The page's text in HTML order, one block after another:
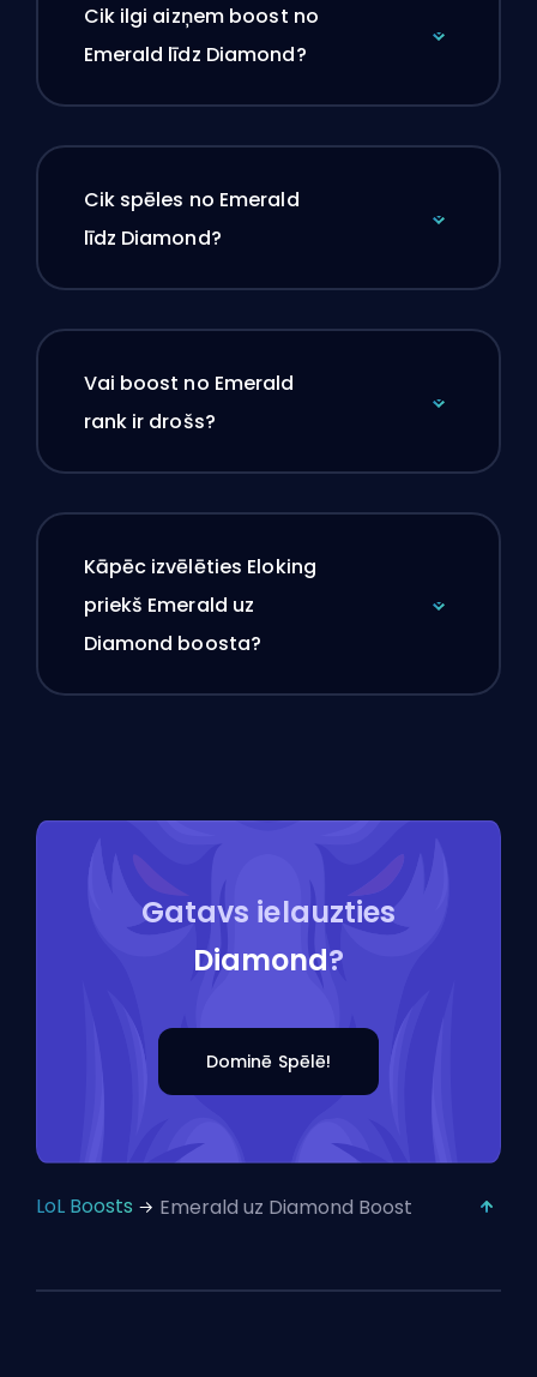
Cik ilgi aizņem boost no
Emerald līdz Diamond?
Cik spēles no Emerald
līdz Diamond?
Vai boost no Emerald
rank ir drošs?
Kāpēc izvēlēties Eloking
priekš Emerald uz
Diamond boosta?
Gatavs ielauzties
Diamond?
Dominē Spēlē!
LoL Boosts Emerald uz Diamond Boost